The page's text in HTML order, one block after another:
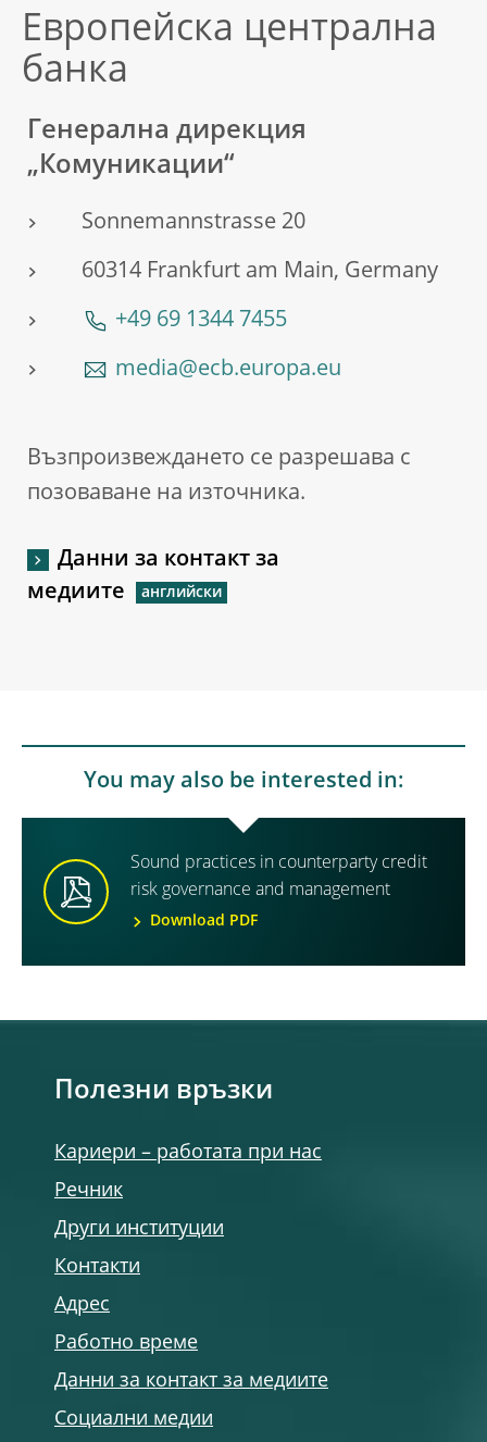
Европейска централна
банка
Генерална дирекция
„Комуникации“
Sonnemannstrasse 20
60314 Frankfurt am Main, Germany
+49 69 1344 7455
media@ecb.europa.eu
Възпроизвеждането се разрешава с
позоваване на източника.
Данни за контакт за
медиите
You may also be interested in:
Sound practices in counterparty credit
risk governance and management
Download PDF
Полезни връзки
Кариери – работата при нас
Речник
Други институции
Контакти
Адрес
Работно време
Данни за контакт за медиите
Социални медии